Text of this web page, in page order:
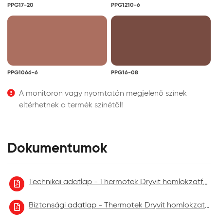
PPG17-20 PPG1210-6
PPG1066-6 PPG16-08
A monitoron vagy nyomtatón megjelenő színek
eltérhetnek a termék színétől!
Dokumentumok
Technikai adatlap - Thermotek Dryvit homlokzatfelújító festék
Biztonsági adatlap - Thermotek Dryvit homlokzatfelújító festék 2021.09.